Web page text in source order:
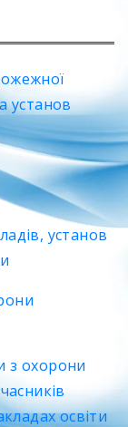
установ
установ
з охорони
освіти